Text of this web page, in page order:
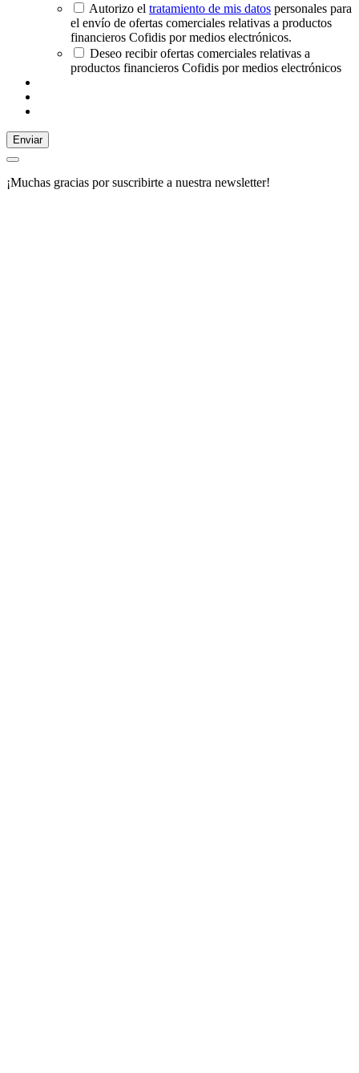
Autorizo el tratamiento de mis datos personales para
el envío de ofertas comerciales relativas a productos
financieros Cofidis por medios electrónicos.
Deseo recibir ofertas comerciales relativas a
productos financieros Cofidis por medios electrónicos
Enviar
¡Muchas gracias por suscribirte a nuestra newsletter!